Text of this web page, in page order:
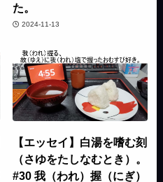
た。
2024-11-13
【エッセイ】白湯を嗜む刻
（さゆをたしなむとき）。
#30 我（われ）握（にぎ）